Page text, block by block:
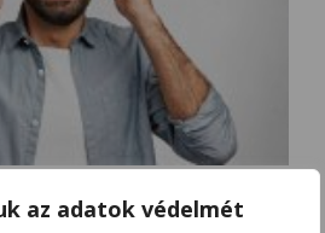
az adatok védelmét